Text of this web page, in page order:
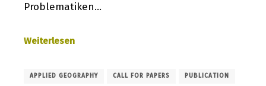
Problematiken…
Weiterlesen
APPLIED GEOGRAPHY CALL FOR PAPERS PUBLICATION